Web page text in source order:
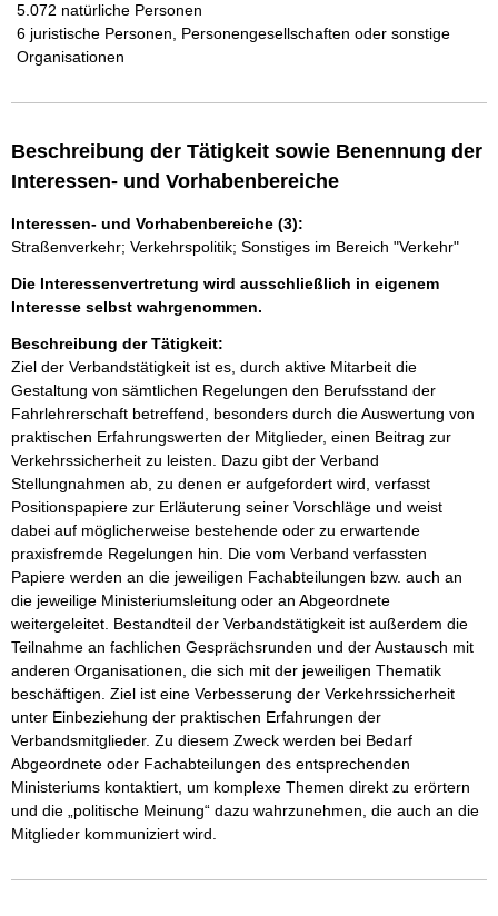
5.072 natürliche Personen
6 juristische Personen, Personengesellschaften oder sonstige
Organisationen
Beschreibung der Tätigkeit sowie Benennung der
Interessen- und Vorhabenbereiche
Interessen- und Vorhabenbereiche (3):
Straßenverkehr; Verkehrspolitik; Sonstiges im Bereich "Verkehr"
Die Interessenvertretung wird ausschließlich in eigenem
Interesse selbst wahrgenommen.
Beschreibung der Tätigkeit:
Ziel der Verbandstätigkeit ist es, durch aktive Mitarbeit die
Gestaltung von sämtlichen Regelungen den Berufsstand der
Fahrlehrerschaft betreffend, besonders durch die Auswertung von
praktischen Erfahrungswerten der Mitglieder, einen Beitrag zur
Verkehrssicherheit zu leisten. Dazu gibt der Verband
Stellungnahmen ab, zu denen er aufgefordert wird, verfasst
Positionspapiere zur Erläuterung seiner Vorschläge und weist
dabei auf möglicherweise bestehende oder zu erwartende
praxisfremde Regelungen hin. Die vom Verband verfassten
Papiere werden an die jeweiligen Fachabteilungen bzw. auch an
die jeweilige Ministeriumsleitung oder an Abgeordnete
weitergeleitet. Bestandteil der Verbandstätigkeit ist außerdem die
Teilnahme an fachlichen Gesprächsrunden und der Austausch mit
anderen Organisationen, die sich mit der jeweiligen Thematik
beschäftigen. Ziel ist eine Verbesserung der Verkehrssicherheit
unter Einbeziehung der praktischen Erfahrungen der
Verbandsmitglieder. Zu diesem Zweck werden bei Bedarf
Abgeordnete oder Fachabteilungen des entsprechenden
Ministeriums kontaktiert, um komplexe Themen direkt zu erörtern
und die „politische Meinung“ dazu wahrzunehmen, die auch an die
Mitglieder kommuniziert wird.